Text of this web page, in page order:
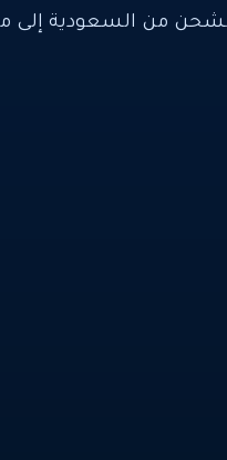
من السعودية إلى